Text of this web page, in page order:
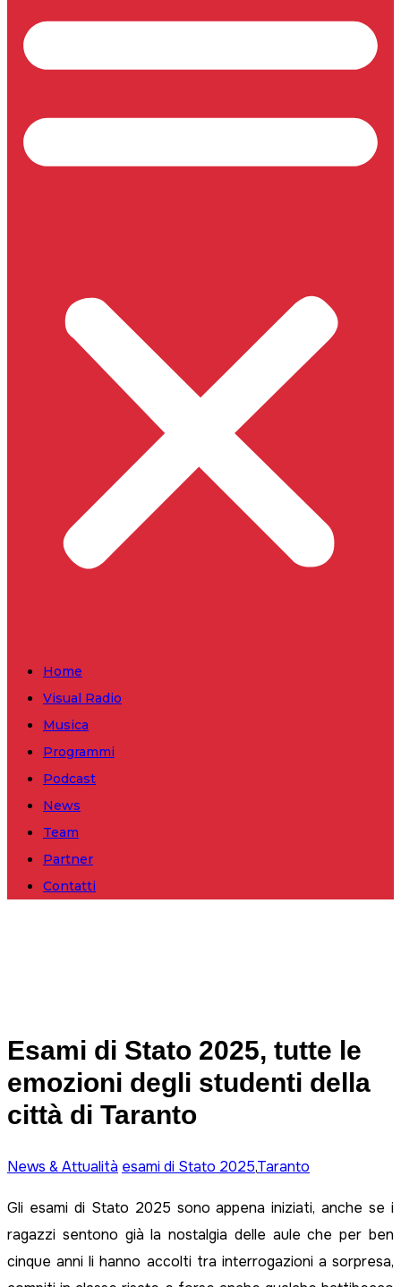
Home
Visual Radio
Musica
Programmi
Podcast
News
Team
Partner
Contatti
Esami di Stato 2025, tutte le
emozioni degli studenti della
città di Taranto
News & Attualità esami di Stato 2025,Taranto
Gli esami di Stato 2025 sono appena iniziati, anche se i
ragazzi sentono già la nostalgia delle aule che per ben
cinque anni li hanno accolti tra interrogazioni a sorpresa,